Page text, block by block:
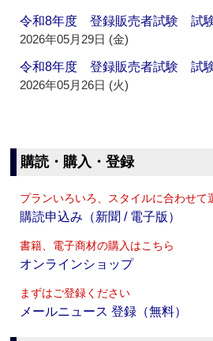
令和8年度 登録販売者試験 試
2026年05月29日 (金)
令和8年度 登録販売者試験 試
2026年05月26日 (火)
購読・購入・登録
プランいろいろ、スタイルに合わせて
購読申込み（新聞 / 電子版）
書籍、電子商材の購入はこちら
オンラインショップ
まずはご登録ください
メールニュース 登録（無料）